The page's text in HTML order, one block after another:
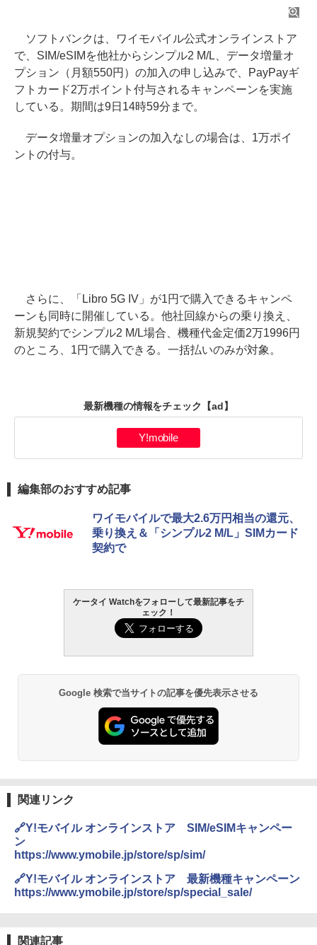
ソフトバンクは、ワイモバイル公式オンラインストア
で、SIM/eSIMを他社からシンプル2 M/L、データ増量オ
プション（月額550円）の加入の申し込みで、PayPayギ
フトカード2万ポイント付与されるキャンペーンを実施
している。期間は9日14時59分まで。
データ増量オプションの加入なしの場合は、1万ポイ
ントの付与。
さらに、「Libro 5G IV」が1円で購入できるキャンペ
ーンも同時に開催している。他社回線からの乗り換え、
新規契約でシンプル2 M/L場合、機種代金定価2万1996円
のところ、1円で購入できる。一括払いのみが対象。
最新機種の情報をチェック 【ad】
Y!mobile
編集部のおすすめ記事
ワイモバイルで最大2.6万円相当の還元、
乗り換え＆「シンプル2 M/L」SIMカード
契約で
ケータイ Watchをフォローして最新記事をチ
ェック！
Google 検索で当サイトの記事を優先表示させる
関連リンク
🔗Y!モバイル オンラインストア SIM/eSIMキャンペー
ン
https://www.ymobile.jp/store/sp/sim/
🔗Y!モバイル オンラインストア 最新機種キャンペーン
https://www.ymobile.jp/store/sp/special_sale/
関連記事